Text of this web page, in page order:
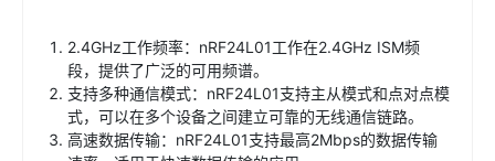
2.4GHz工作频率：nRF24L01工作在2.4GHz ISM频
段，提供了广泛的可用频谱。
支持多种通信模式：nRF24L01支持主从模式和点对点模
式，可以在多个设备之间建立可靠的无线通信链路。
高速数据传输：nRF24L01支持最高2Mbps的数据传输